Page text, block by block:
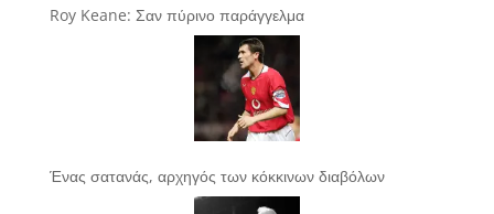
Roy Keane: Σαν πύρινο παράγγελμα
Ένας σατανάς, αρχηγός των κόκκινων διαβόλων